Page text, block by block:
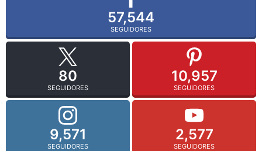
57,544
SEGUIDORES
80
SEGUIDORES
10,957
SEGUIDORES
9,571
SEGUIDORES
2,577
SEGUIDORES